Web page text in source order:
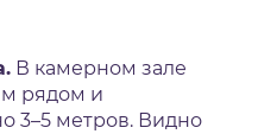
В камерном зале
рядом и
3–5 метров. Видно